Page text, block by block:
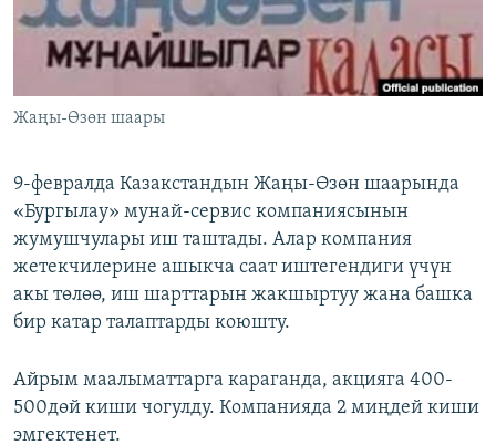
ЭЕ/АРнун бардык сайттары
Жаңы-Өзөн шаары
9-февралда Казакстандын Жаңы-Өзөн шаарында
«Бургылау» мунай-сервис компаниясынын
жумушчулары иш таштады. Алар компания
жетекчилерине ашыкча саат иштегендиги үчүн
акы төлөө, иш шарттарын жакшыртуу жана башка
бир катар талаптарды коюшту.
Айрым маалыматтарга караганда, акцияга 400-
500дөй киши чогулду. Компанияда 2 миңдей киши
эмгектенет.